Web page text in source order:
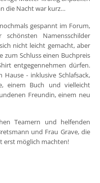
die Nacht war kurz…
gespannt im Forum,
Namensschilder
nicht leicht gemacht, aber
zum Schluss einen Buchpreis
entgegennehmen dürfen.
- inklusive Schlafsack,
einem Buch und vielleicht
Freundin, einem neu
Teamern und helfenden
und Frau Grave, die
erst möglich machten!